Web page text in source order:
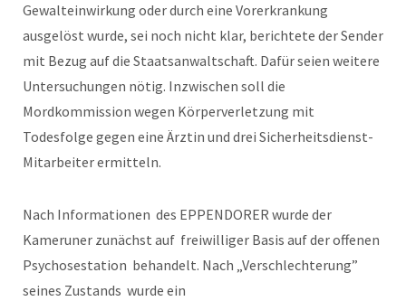
Gewalteinwirkung oder durch eine Vorerkrankung
ausgelöst wurde, sei noch nicht klar, berichtete der Sender
mit Bezug auf die Staatsanwaltschaft. Dafür seien weitere
Untersuchungen nötig. Inzwischen soll die
Mordkommission wegen Körperverletzung mit
Todesfolge gegen eine Ärztin und drei Sicherheitsdienst-
Mitarbeiter ermitteln.
Nach Informationen des EPPENDORER wurde der
Kameruner zunächst auf freiwilliger Basis auf der offenen
Psychosestation behandelt. Nach „Verschlechterung”
seines Zustands wurde ein